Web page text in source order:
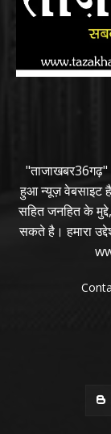
हुआ न्यूज़ वेबसाइट
सहित जनहित के
सकते है। हमारा